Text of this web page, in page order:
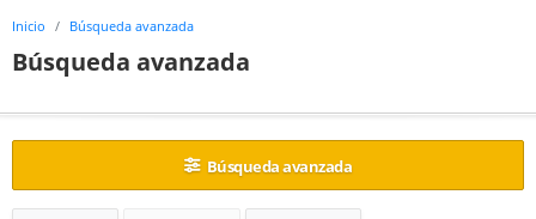
Inicio Búsqueda avanzada
Búsqueda avanzada
Búsqueda avanzada